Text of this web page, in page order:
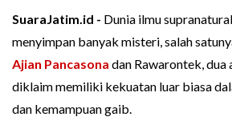
SuaraJatim.id - Dunia ilmu
menyimpan banyak misteri, salah
Ajian Pancasona dan Rawarontek, dua
diklaim memiliki kekuatan luar biasa
dan kemampuan gaib.